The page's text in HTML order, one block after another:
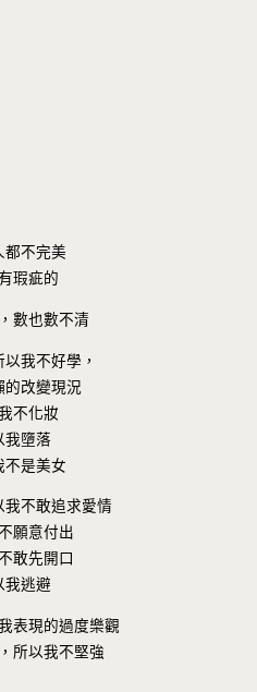
都不完美
瑕疵的
數也數不清
我不好學，
的改變現況
不化妝
我墮落
不是美女
不敢追求愛情
願意付出
敢先開口
我逃避
表現的過度樂觀
所以我不堅強